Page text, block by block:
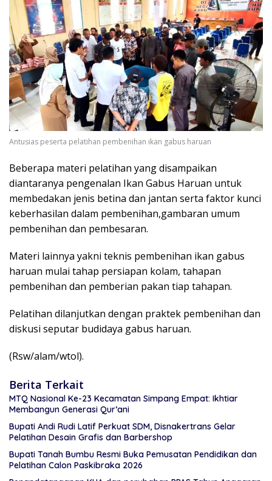
Antusias peserta pelatihan pembenihan ikan gabus haruan
Beberapa materi pelatihan yang disampaikan
diantaranya pengenalan Ikan Gabus Haruan untuk
membedakan jenis betina dan jantan serta faktor kunci
keberhasilan dalam pembenihan,gambaran umum
pembenihan dan pembesaran.
Materi lainnya yakni teknis pembenihan ikan gabus
haruan mulai tahap persiapan kolam, tahapan
pembenihan dan pemberian pakan tiap tahapan.
Pelatihan dilanjutkan dengan praktek pembenihan dan
diskusi seputar budidaya gabus haruan.
(Rsw/alam/wtol).
Berita Terkait
MTQ Nasional Ke-23 Kecamatan Simpang Empat: Ikhtiar
Membangun Generasi Qur’ani
Bupati Andi Rudi Latif Perkuat SDM, Disnakertrans Gelar
Pelatihan Desain Grafis dan Barbershop
Bupati Tanah Bumbu Resmi Buka Pemusatan Pendidikan dan
Pelatihan Calon Paskibraka 2026